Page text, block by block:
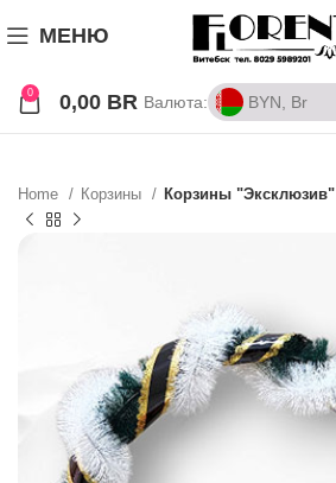
МЕНЮ
0 0,00 BR Валюта: BYN, Br
BYN, Br
Home Корзины Корзины "Эксклюзив"